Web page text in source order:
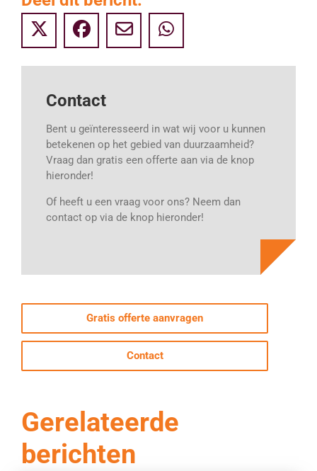
Contact
Bent u geïnteresseerd in wat wij voor u kunnen
betekenen op het gebied van duurzaamheid?
Vraag dan gratis een offerte aan via de knop
hieronder!
Of heeft u een vraag voor ons? Neem dan
contact op via de knop hieronder!
Gratis offerte aanvragen
Contact
Gerelateerde
berichten